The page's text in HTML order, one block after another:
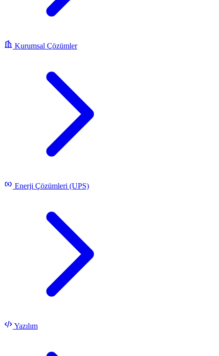
Kurumsal Çözümler
Enerji Çözümleri (UPS)
Yazılım